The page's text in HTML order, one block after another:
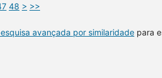
48 > >>
avançada por similaridade para